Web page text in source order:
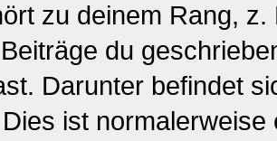
zu deinem Rang,
du
Darunter befindet
ist